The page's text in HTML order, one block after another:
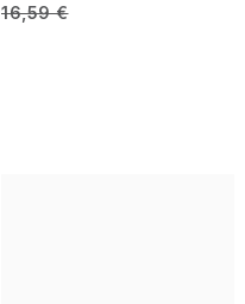
16,59 €